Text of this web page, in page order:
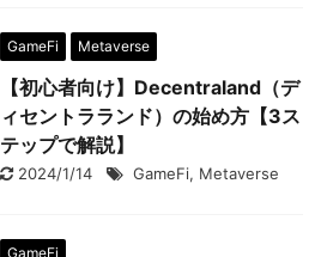
GameFi Metaverse
【初心者向け】Decentraland（デ
ィセントラランド）の始め方【3ス
テップで解説】
2024/1/14 GameFi, Metaverse
GameFi